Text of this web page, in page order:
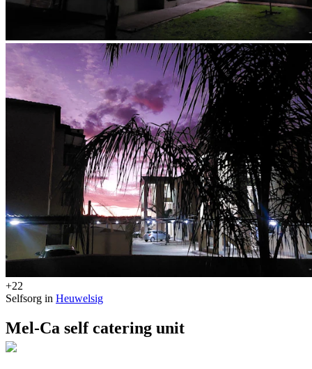
+22
Selfsorg in Heuwelsig
Mel-Ca self catering unit